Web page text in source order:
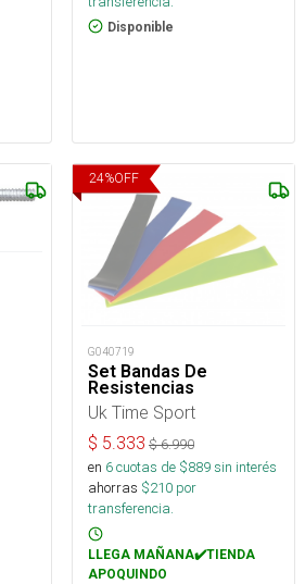
Disponible
24%OFF
G040719
Set Bandas De
Resistencias
Uk Time Sport
$ 5.333 $6.990
en 6cuotas de $889sin interés
ahorras $210 por
transferencia.
LLEGA MAÑANA✔️TIENDA
APOQUINDO